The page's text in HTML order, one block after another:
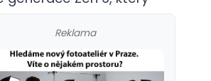
Reklama